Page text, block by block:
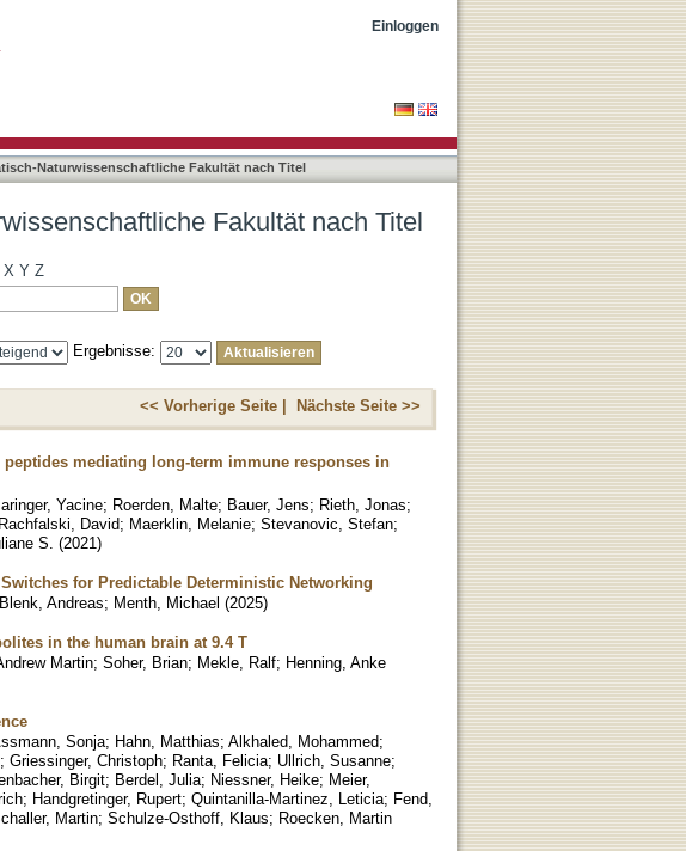
Einloggen
Naturwissenschaftliche Fakultät nach Titel
Fakultät nach Titel
X Y Z
Ergebnisse:
<< Vorherige Seite | Nächste Seite >>
mediating long-term immune responses in
Yacine; Roerden, Malte; Bauer, Jens; Rieth, Jonas;
Rachfalski, David; Maerklin, Melanie; Stevanovic, Stefan;
S. (2021)
for Predictable Deterministic Networking
Blenk, Andreas; Menth, Michael (2025)
in the human brain at 9.4 T
Martin; Soher, Brian; Mekle, Ralf; Henning, Anke
Sonja; Hahn, Matthias; Alkhaled, Mohammed;
; Griessinger, Christoph; Ranta, Felicia; Ullrich, Susanne;
Birgit; Berdel, Julia; Niessner, Heike; Meier,
; Handgretinger, Rupert; Quintanilla-Martinez, Leticia; Fend,
Martin; Schulze-Osthoff, Klaus; Roecken, Martin